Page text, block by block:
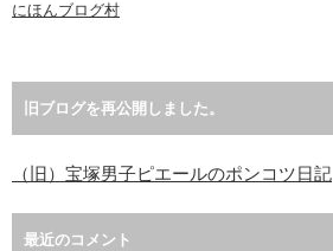
にほんブログ村
旧ブログを再公開しました。
（旧）宝塚男子ピエールのポンコツ日記
最近のコメント